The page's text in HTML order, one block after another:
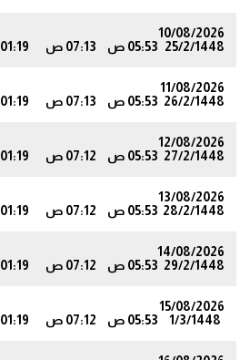
10/08/2026
25/2/1448 05:53 ص 07:13 ص 01:19 م
11/08/2026
26/2/1448 05:53 ص 07:13 ص 01:19 م
12/08/2026
27/2/1448 05:53 ص 07:12 ص 01:19 م
13/08/2026
28/2/1448 05:53 ص 07:12 ص 01:19 م
14/08/2026
29/2/1448 05:53 ص 07:12 ص 01:19 م
15/08/2026
1/3/1448
05:53 ص 07:12 ص 01:19 م